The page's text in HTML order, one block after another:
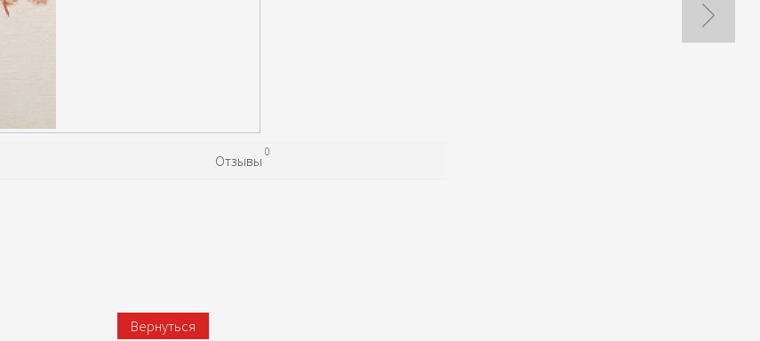
Отзывы
0
Вернуться